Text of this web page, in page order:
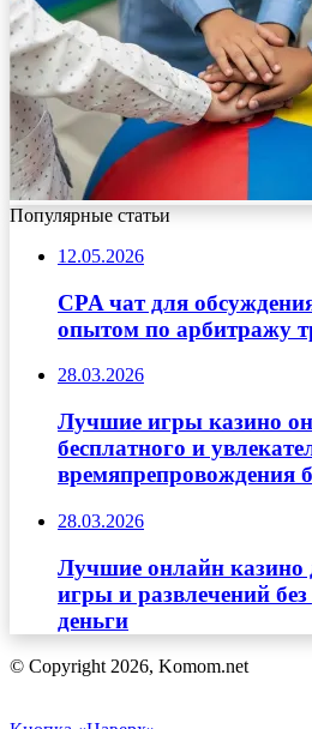
Популярные статьи
12.05.2026
CPA чат для
опытом по арбитражу
28.03.2026
Лучшие игры казино
бесплатного и
времяпрепровождения
28.03.2026
Лучшие онлайн казино
игры и развлечений
деньги
© Copyright 2026, Komom.net